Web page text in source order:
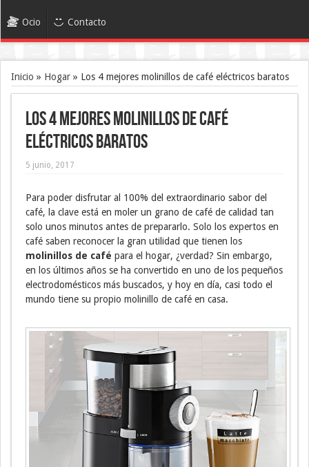
Ocio Contacto
Inicio » Hogar » Los 4 mejores molinillos de café eléctricos baratos
Los 4 mejores molinillos de café
eléctricos baratos
5 junio, 2017
Para poder disfrutar al 100% del extraordinario sabor del
café, la clave está en moler un grano de café de calidad tan
solo unos minutos antes de prepararlo. Solo los expertos en
café saben reconocer la gran utilidad que tienen los
molinillos de café para el hogar, ¿verdad? Sin embargo,
en los últimos años se ha convertido en uno de los pequeños
electrodomésticos más buscados, y hoy en día, casi todo el
mundo tiene su propio molinillo de café en casa.